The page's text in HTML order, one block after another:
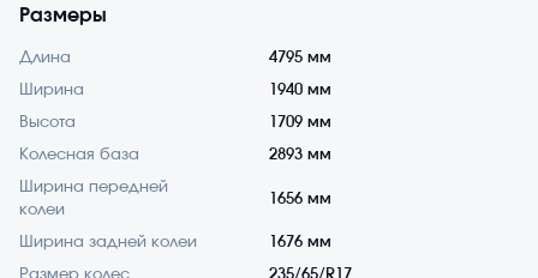
Размеры
Длина 4795 мм
Ширина 1940 мм
Высота 1709 мм
Колесная база 2893 мм
Ширина передней
колеи
1656 мм
Ширина задней колеи 1676 мм